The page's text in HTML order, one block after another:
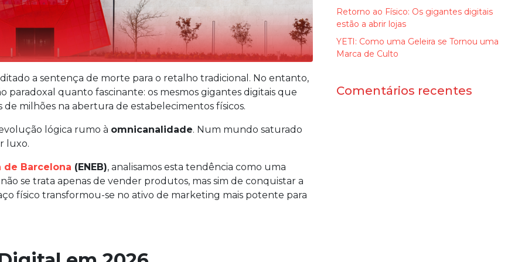
a sentença de morte para o retalho tradicional. No entanto,
paradoxal quanto fascinante: os mesmos gigantes digitais que
de milhões na abertura de estabelecimentos físicos.
lógica rumo à omnicanalidade. Num mundo saturado
luxo.
de Barcelona (ENEB), analisamos esta tendência como uma
se trata apenas de vender produtos, mas sim de conquistar a
físico transformou-se no ativo de marketing mais potente para
Retorno ao Físico: Os gigantes digitais
estão a abrir lojas
YETI: Como uma Geleira se Tornou uma
Marca de Culto
Comentários recentes